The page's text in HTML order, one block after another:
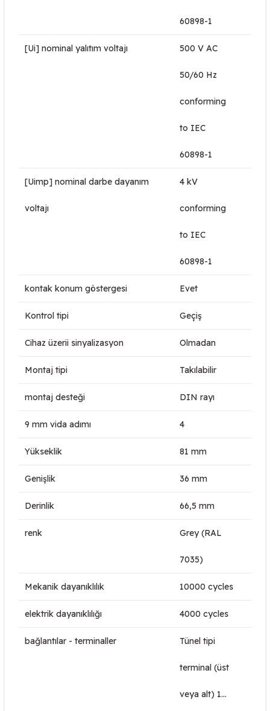
60898-1
[Ui] nominal yalıtım voltajı 500 V AC
50/60 Hz
conforming
to IEC
60898-1
[Uimp] nominal darbe dayanım
voltajı
4 kV
conforming
to IEC
60898-1
kontak konum göstergesi Evet
Kontrol tipi Geçiş
Cihaz üzerii sinyalizasyon Olmadan
Montaj tipi Takılabilir
montaj desteği DIN rayı
9 mm vida adımı 4
Yükseklik 81 mm
Genişlik 36 mm
Derinlik 66,5 mm
renk Grey (RAL
7035)
Mekanik dayanıklılık 10000 cycles
elektrik dayanıklılığı 4000 cycles
bağlantılar - terminaller Tünel tipi
terminal (üst
veya alt) 1…